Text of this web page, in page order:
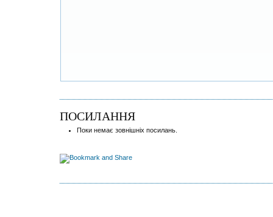
ПОСИЛАННЯ
Поки немає зовнішніх посилань.